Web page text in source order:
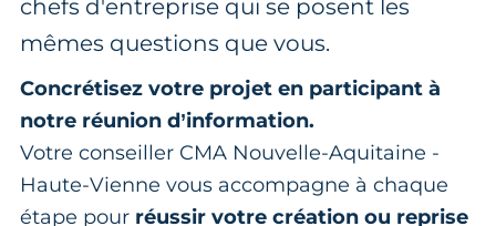
chefs d'entreprise qui se posent les
mêmes questions que vous.
Concrétisez votre projet en participant à
notre réunion d’information.
Votre conseiller CMA Nouvelle-Aquitaine -
Haute-Vienne vous accompagne à chaque
étape pour réussir votre création ou reprise